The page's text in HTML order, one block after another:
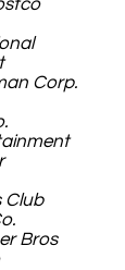
Corp.
Club
Bros